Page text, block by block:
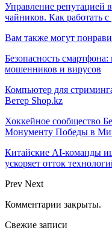
Управление репутацией
чайников. Как работать
Вам также могут
Безопасность
мошенников и вирусов
Компьютер для
Ветер Shop.kz
Хоккейное сообщество
Монументу Победы в
Китайские AI-команды
ускоряет отток
Prev Next
Комментарии закрыты.
Свежие записи